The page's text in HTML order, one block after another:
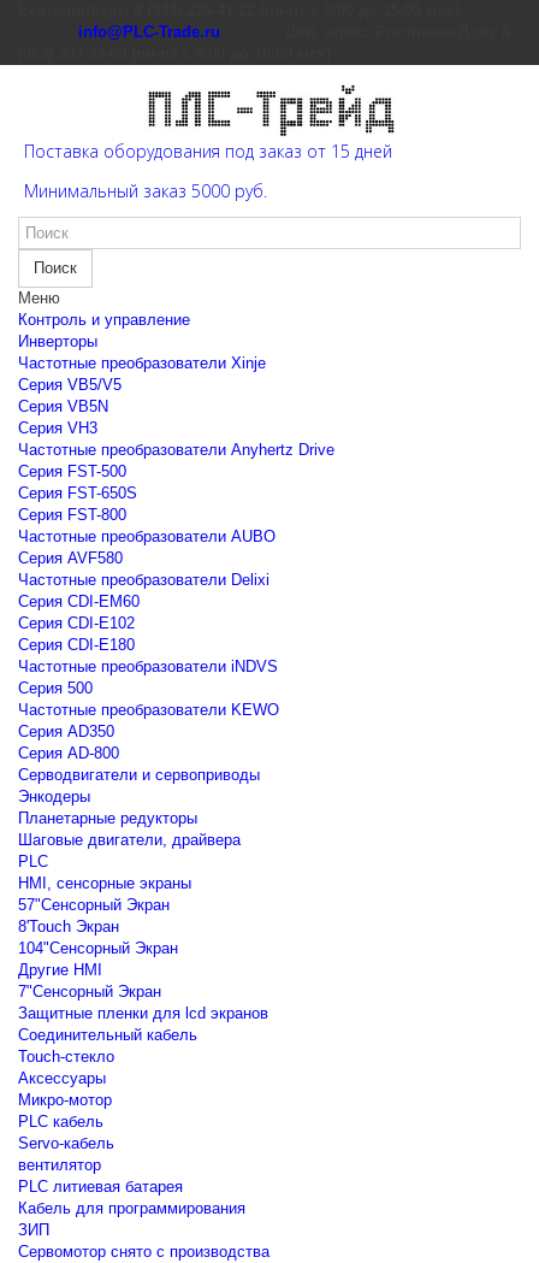
info@PLC-Trade.ru
Поставка оборудования под заказ от 15 дней
Минимальный заказ 5000 руб.
Поиск
Меню
Контроль и управление
Инверторы
Частотные преобразователи Xinje
Cерия VB5/V5
Cерия VB5N
Cерия VH3
Частотные преобразователи Anyhertz Drive
Серия FST-500
Серия FST-650S
Серия FST-800
Частотные преобразователи AUBO
Серия AVF580
Частотные преобразователи Delixi
Серия CDI-EM60
Серия CDI-E102
Серия CDI-E180
Частотные преобразователи iNDVS
Серия 500
Частотные преобразователи KEWO
Серия AD350
Серия AD-800
Серводвигатели и сервоприводы
Энкодеры
Планетарные редукторы
Шаговые двигатели, драйвера
PLC
HMI, сенсорные экраны
57"Сенсорный Экран
8'Touch Экран
104"Сенсорный Экран
Другие HMI
7"Сенсорный Экран
Защитные пленки для lcd экранов
Соединительный кабель
Touch-стекло
Аксессуары
Микро-мотор
PLC кабель
Servo-кабель
вентилятор
PLC литиевая батарея
Кабель для программирования
ЗИП
Сервомотор снято с производства